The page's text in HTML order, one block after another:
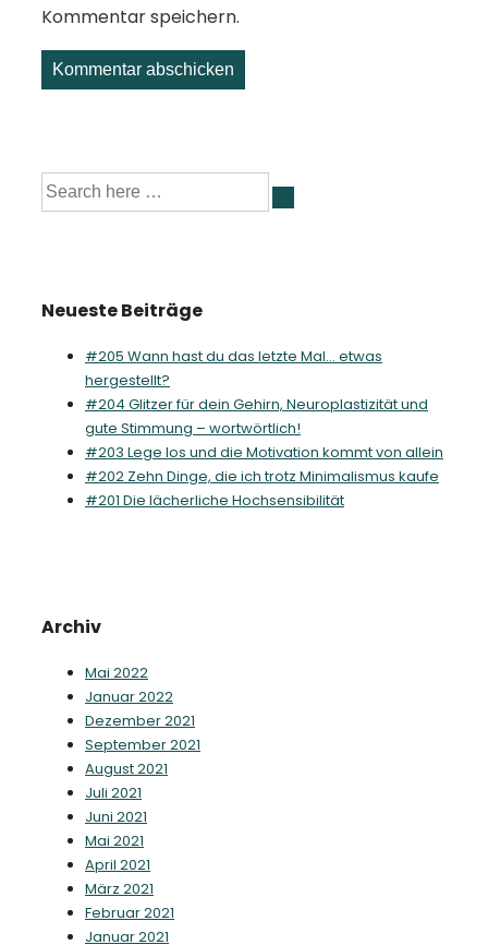
Kommentar speichern.
Suche
nach:
Neueste Beiträge
#205 Wann hast du das letzte Mal… etwas
hergestellt?
#204 Glitzer für dein Gehirn, Neuroplastizität und
gute Stimmung – wortwörtlich!
#203 Lege los und die Motivation kommt von allein
#202 Zehn Dinge, die ich trotz Minimalismus kaufe
#201 Die lächerliche Hochsensibilität
Archiv
Mai 2022
Januar 2022
Dezember 2021
September 2021
August 2021
Juli 2021
Juni 2021
Mai 2021
April 2021
März 2021
Februar 2021
Januar 2021